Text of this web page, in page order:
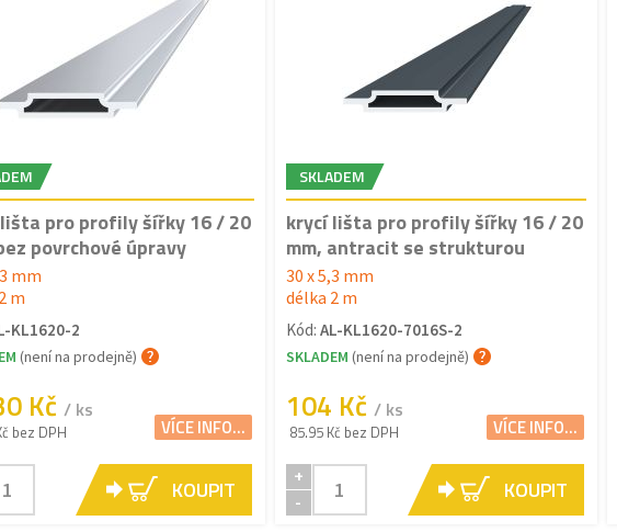
pro profily šířky 16 / 20
povrchové úpravy
mm
m
KL1620-2
(není na prodejně)
Kč / ks
bez DPH VÍCE INFO...
KOUPIT
SKLADEM
krycí lišta pro profily šířky 16 / 20
mm, antracit se strukturou
30 x 5,3 mm
délka 2 m
Kód: AL-KL1620-7016S-2
SKLADEM (není na prodejně)
104 Kč / ks
85.95 Kč bez DPH VÍCE INFO...
+
-
KOUPIT